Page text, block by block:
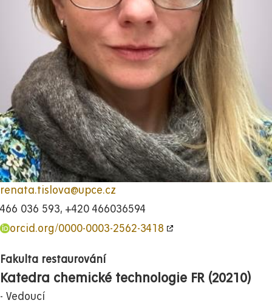
renata.tislova@upce.cz
466 036 593, +420 466036594
orcid.org/0000-0003-2562-3418
Fakulta restaurování
Katedra chemické technologie FR (20210)
Vedoucí